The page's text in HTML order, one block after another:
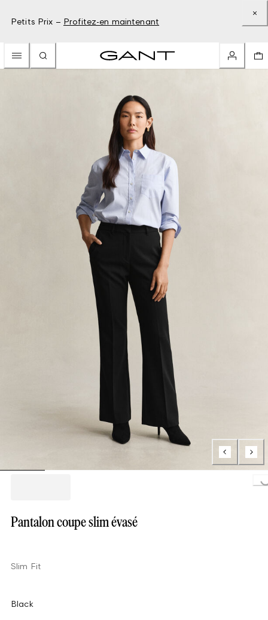
Petits Prix – Profitez-en maintenant
Pantalon coupe slim évasé
Slim Fit
Black